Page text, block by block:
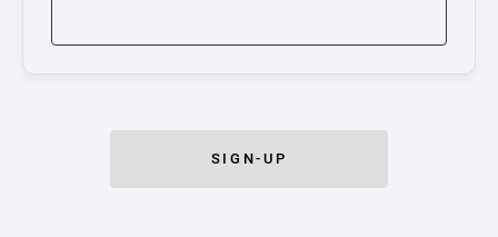
I.h) Oppgradering av medlemskap:
SIGN-UP